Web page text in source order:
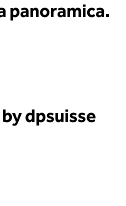
panoramica.
dpsuisse